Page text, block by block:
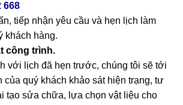
668
tiếp nhận yêu cầu và hẹn lịch làm
khách hàng.
công trình.
với lịch đã hẹn trước, chúng tôi sẽ tới
của quý khách khảo sát hiện trạng, tư
tạo sửa chữa, lựa chọn vật liệu cho